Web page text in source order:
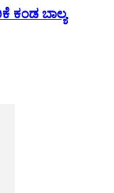
ಕಂಡ ಬಾಲ್ಯ